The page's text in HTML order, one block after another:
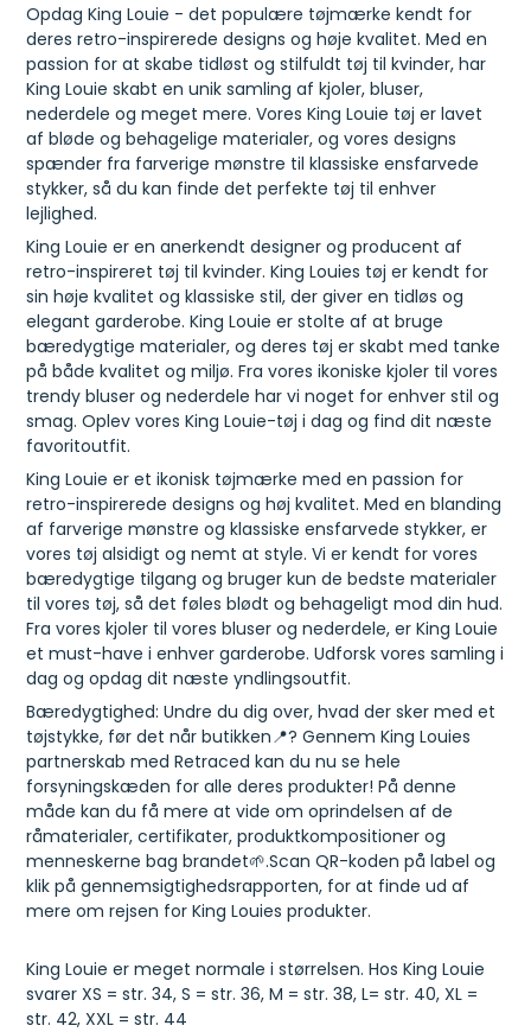
Opdag King Louie - det populære tøjmærke kendt for
deres retro-inspirerede designs og høje kvalitet. Med en
passion for at skabe tidløst og stilfuldt tøj til kvinder, har
King Louie skabt en unik samling af kjoler, bluser,
nederdele og meget mere. Vores King Louie tøj er lavet
af bløde og behagelige materialer, og vores designs
spænder fra farverige mønstre til klassiske ensfarvede
stykker, så du kan finde det perfekte tøj til enhver
lejlighed.
King Louie er en anerkendt designer og producent af
retro-inspireret tøj til kvinder. King Louies tøj er kendt for
sin høje kvalitet og klassiske stil, der giver en tidløs og
elegant garderobe. King Louie er stolte af at bruge
bæredygtige materialer, og deres tøj er skabt med tanke
på både kvalitet og miljø. Fra vores ikoniske kjoler til vores
trendy bluser og nederdele har vi noget for enhver stil og
smag. Oplev vores King Louie-tøj i dag og find dit næste
favoritoutfit.
King Louie er et ikonisk tøjmærke med en passion for
retro-inspirerede designs og høj kvalitet. Med en blanding
af farverige mønstre og klassiske ensfarvede stykker, er
vores tøj alsidigt og nemt at style. Vi er kendt for vores
bæredygtige tilgang og bruger kun de bedste materialer
til vores tøj, så det føles blødt og behageligt mod din hud.
Fra vores kjoler til vores bluser og nederdele, er King Louie
et must-have i enhver garderobe. Udforsk vores samling i
dag og opdag dit næste yndlingsoutfit.
Bæredygtighed: Undre du dig over, hvad der sker med et
tøjstykke, før det når butikken📍? Gennem King Louies
partnerskab med Retraced kan du nu se hele
forsyningskæden for alle deres produkter! På denne
måde kan du få mere at vide om oprindelsen af de
råmaterialer, certifikater, produktkompositioner og
menneskerne bag brandet🌱.Scan QR-koden på label og
klik på gennemsigtighedsrapporten, for at finde ud af
mere om rejsen for King Louies produkter.
King Louie er meget normale i størrelsen. Hos King Louie
svarer XS = str. 34, S = str. 36, M = str. 38, L= str. 40, XL =
str. 42, XXL = str. 44